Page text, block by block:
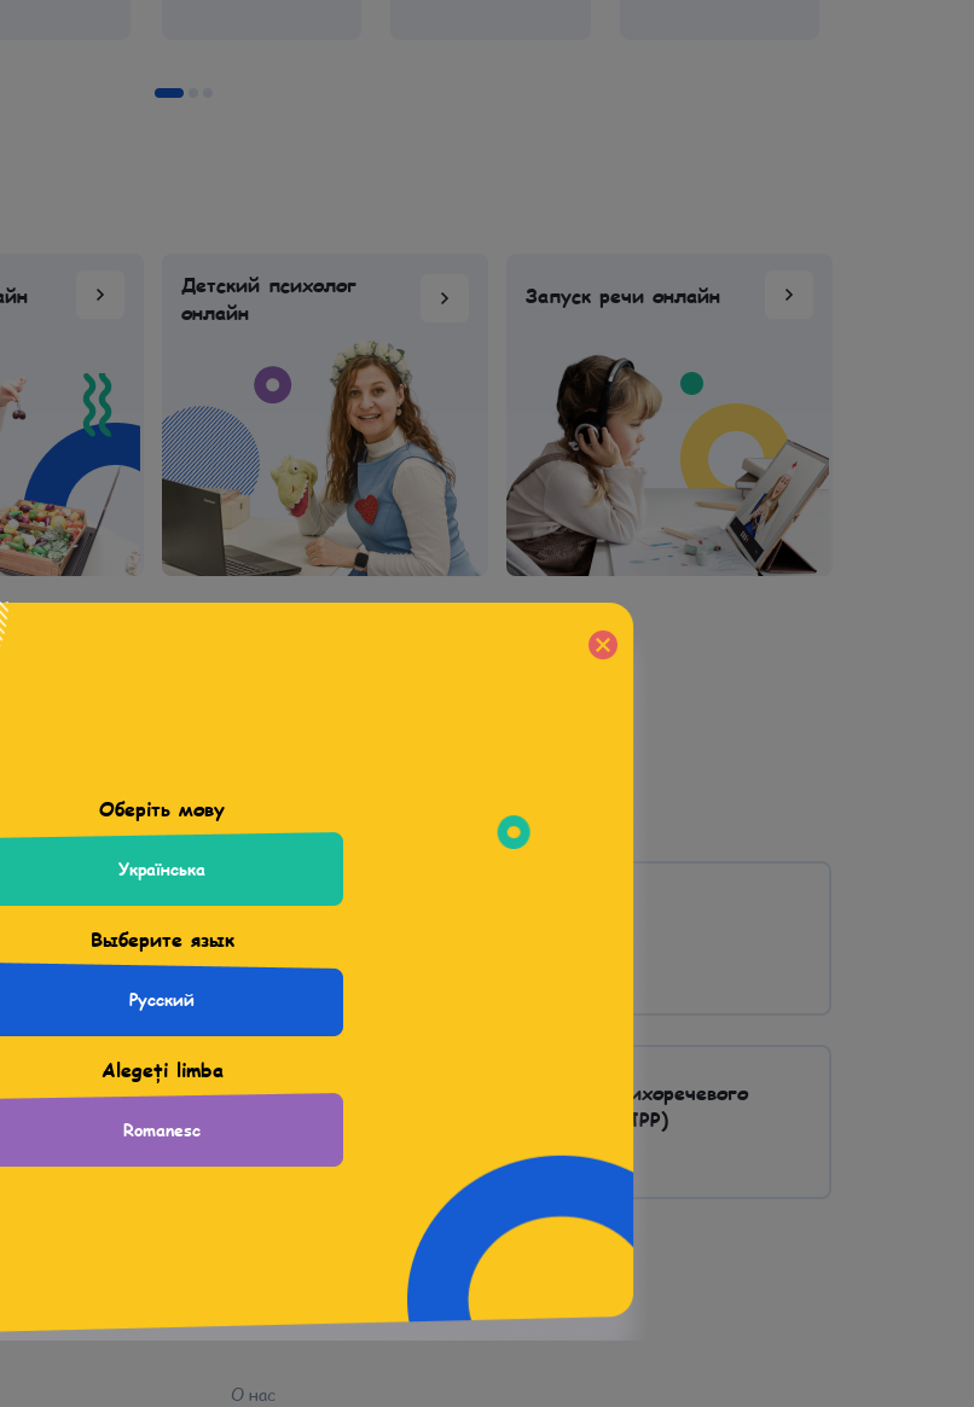
Оберіть мову
Українська
Выберите язык
Русский
Alegeți limba
Romanesc
Детский психолог
онлайн
Запуск речи онлайн
Задержка речевого развития
(ЗРР)
Подробнее
Дизартрия
Подробнее
Задержка психоречевого
развития (ЗПРР)
Подробнее
О нас